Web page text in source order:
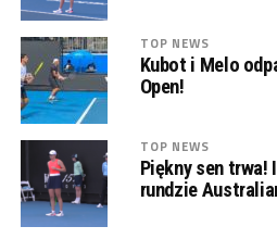
TOP NEWS
Kubot i Melo
Open!
TOP NEWS
Piękny sen trwa!
rundzie